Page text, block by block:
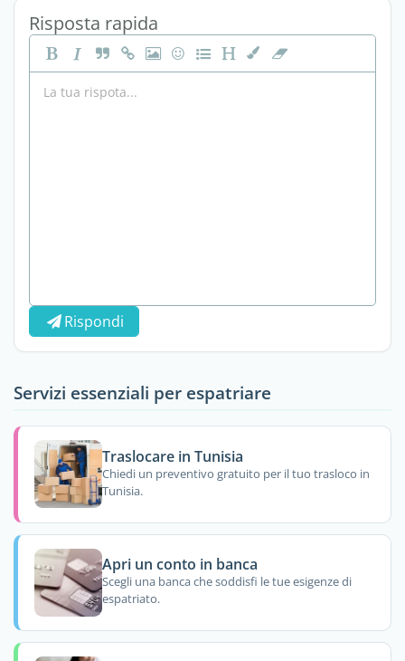
Risposta rapida
Rispondi
Servizi essenziali per espatriare
Traslocare in Tunisia
Chiedi un preventivo gratuito per il tuo trasloco in
Tunisia.
Apri un conto in banca
Scegli una banca che soddisfi le tue esigenze di
espatriato.